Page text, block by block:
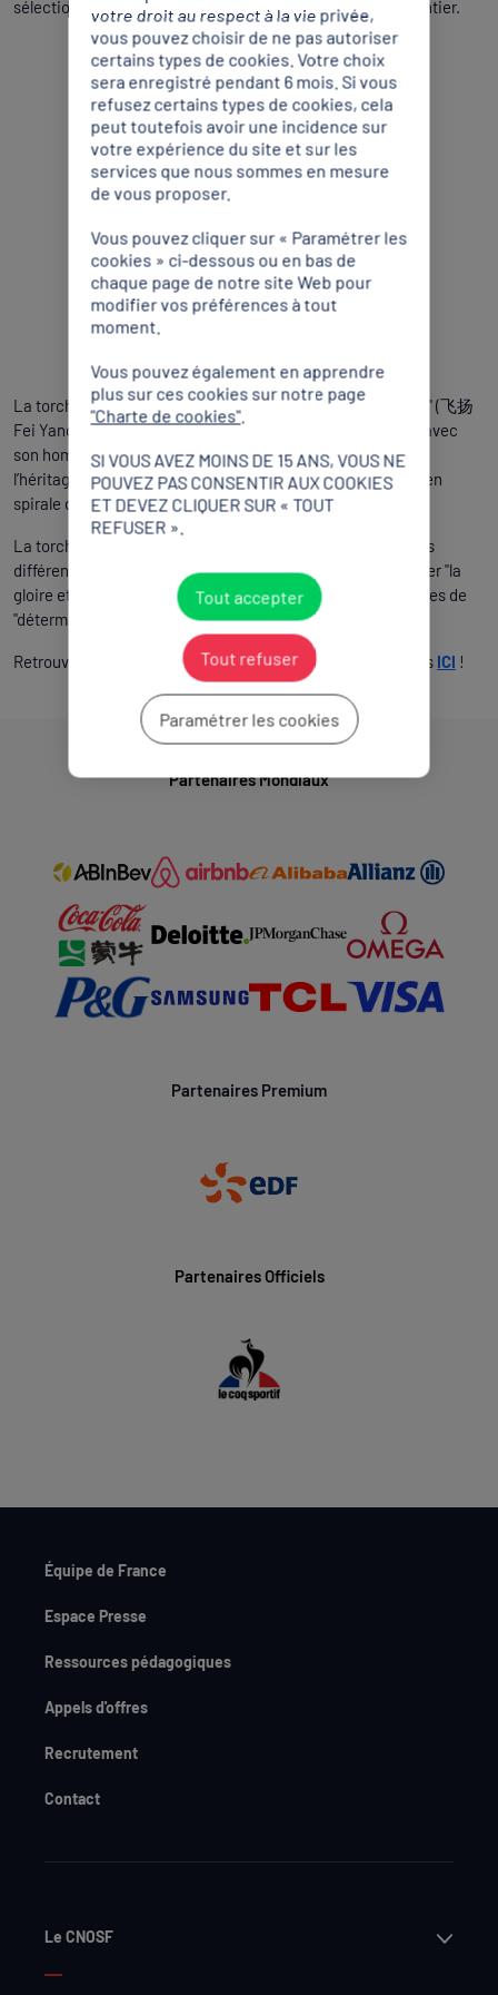
sélectionné parmi les 182 propositions venues du monde entier.
La torche des Jeux paralympiques 2022, baptisée "Volante" (飞扬
Fei Yang en chinois), présente de nombreuses similitudes avec
son homologue des Jeux Olympiques. Elle met également à
l’héritage olympique de Pékin 2008 en reprenant le design en
spirale de la torche olympique.
La torche propose cependant une combinaison de couleurs
différente, oscillant entre l’argent et l’or et censée symboliser "la
gloire et les rêves" tout en reflétant les valeurs paralympiques de
"détermination, égalité, inspiration et courage".
Retrouvez l'ensemble des designs des éditions précédentes ICI !
Partenaires Mondiaux
Partenaires Premium
Partenaires Officiels
Équipe de France
Espace Presse
Ressources pédagogiques
Appels d'offres
Recrutement
Contact
Le CNOSF
votre droit au respect à la vie privée,
vous pouvez choisir de ne pas autoriser
certains types de cookies. Votre choix
sera enregistré pendant 6 mois. Si vous
refusez certains types de cookies, cela
peut toutefois avoir une incidence sur
votre expérience du site et sur les
services que nous sommes en mesure
de vous proposer.
Vous pouvez cliquer sur « Paramétrer les
cookies » ci-dessous ou en bas de
chaque page de notre site Web pour
modifier vos préférences à tout
moment.
Vous pouvez également en apprendre
plus sur ces cookies sur notre page
"Charte de cookies".
SI VOUS AVEZ MOINS DE 15 ANS, VOUS NE
POUVEZ PAS CONSENTIR AUX COOKIES
ET DEVEZ CLIQUER SUR « TOUT
REFUSER ».
Tout accepter
Tout refuser
Paramétrer les cookies